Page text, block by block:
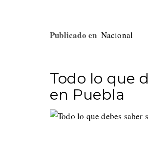
Publicado en Nacional
Todo lo que
en Puebla